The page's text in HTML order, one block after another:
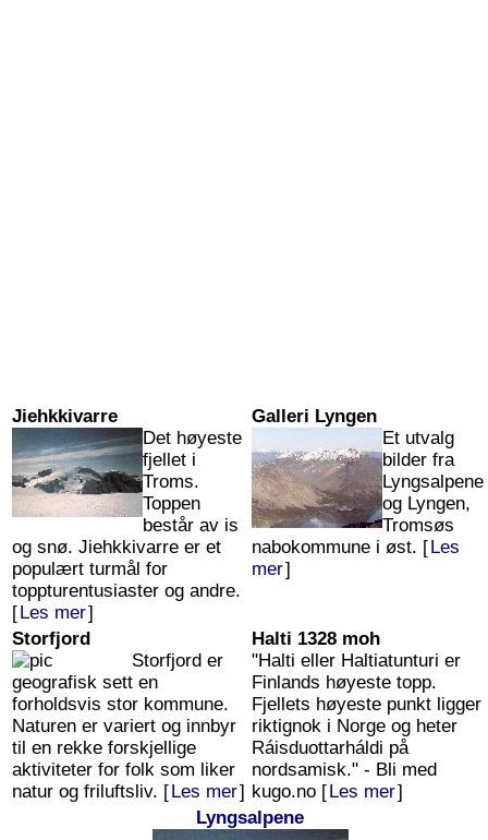
Jiehkkivarre
Det høyeste
fjellet i
Troms.
Toppen
består av is
og snø. Jiehkkivarre er et
populært turmål for
toppturentusiaster og andre.
[Les mer]
Galleri Lyngen
Et utvalg
bilder fra
Lyngsalpene
og Lyngen,
Tromsøs
nabokommune i øst. [Les
mer]
Storfjord
Storfjord er
geografisk sett en
forholdsvis stor kommune.
Naturen er variert og innbyr
til en rekke forskjellige
aktiviteter for folk som liker
natur og friluftsliv. [Les mer]
Halti 1328 moh
"Halti eller Haltiatunturi er
Finlands høyeste topp.
Fjellets høyeste punkt ligger
riktignok i Norge og heter
Ráisduottarháldi på
nordsamisk." - Bli med
kugo.no [Les mer]
Lyngsalpene